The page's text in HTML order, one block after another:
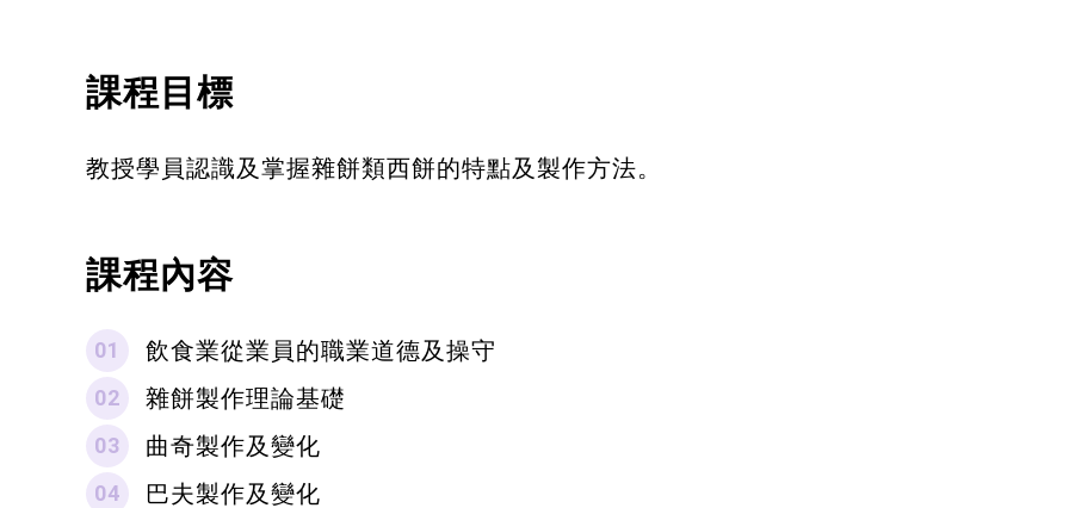
課程目標
教授學員認識及掌握雜餅類西餅的特點及製作方法。
課程內容
飲食業從業員的職業道德及操守
雜餅製作理論基礎
曲奇製作及變化
巴夫製作及變化